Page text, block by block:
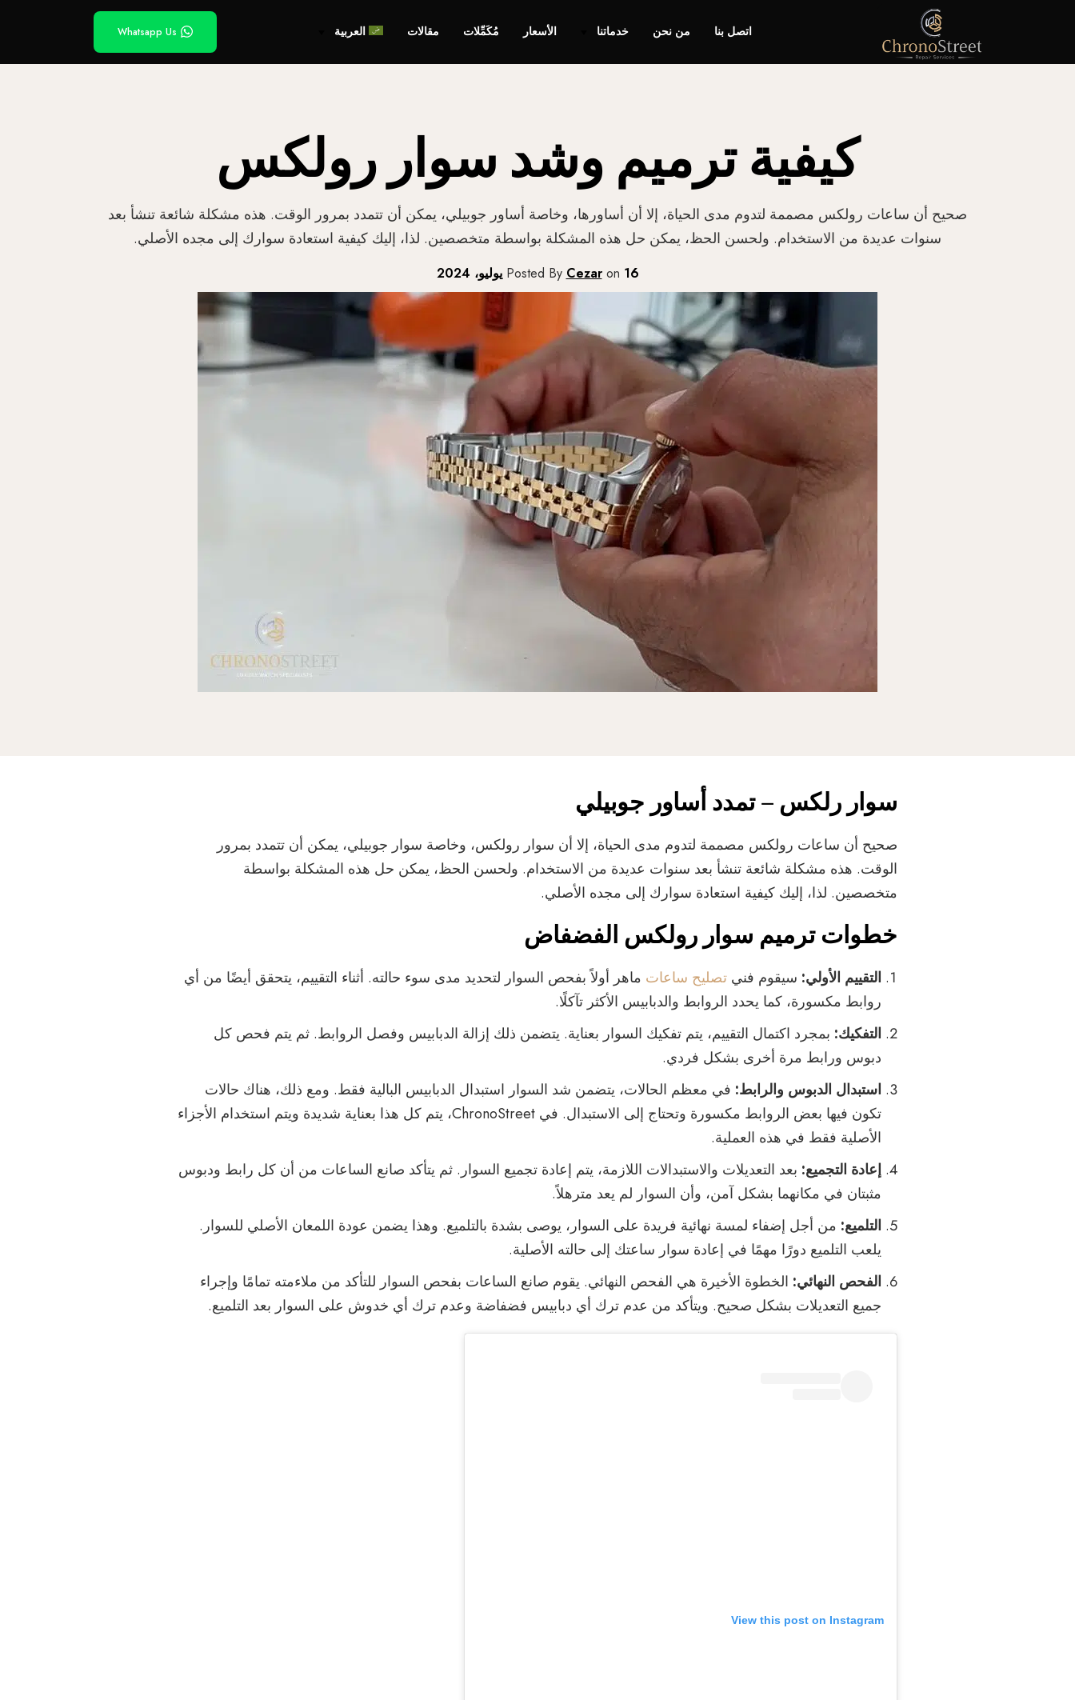
اتصل بنا من نحن خدماتنا الأسعار مُكَمِّلات مقالات العربية Whatsapp Us
كيفية ترميم وشد سوار رولكس
صحيح أن ساعات رولكس مصممة لتدوم مدى الحياة، إلا أن أساورها، وخاصة أساور جوبيلي، يمكن أن تتمدد بمرور الوقت. هذه مشكلة شائعة تنشأ بعد
سنوات عديدة من الاستخدام. ولحسن الحظ، يمكن حل هذه المشكلة بواسطة متخصصين. لذا، إليك كيفية استعادة سوارك إلى مجده الأصلي.
Posted By Cezar on 16 يوليو، 2024
سوار رلكس –تمدد أساور جوبيلي
صحيح أن ساعات رولكس مصممة لتدوم مدى الحياة، إلا أن سوار رولكس، وخاصة سوار جوبيلي، يمكن أن تتمدد بمرور
الوقت. هذه مشكلة شائعة تنشأ بعد سنوات عديدة من الاستخدام. ولحسن الحظ، يمكن حل هذه المشكلة بواسطة
متخصصين. لذا، إليك كيفية استعادة سوارك إلى مجده الأصلي.
خطوات ترميم سوار رولكس الفضفاض
التقييم الأولي: سيقوم فني تصليح ساعات ماهر أولاً بفحص السوار لتحديد مدى سوء حالته. أثناء التقييم، يتحقق أيضًا من أي
روابط مكسورة، كما يحدد الروابط والدبابيس الأكثر تآكلًا.
التفكيك: بمجرد اكتمال التقييم، يتم تفكيك السوار بعناية. يتضمن ذلك إزالة الدبابيس وفصل الروابط. ثم يتم فحص كل
دبوس ورابط مرة أخرى بشكل فردي.
استبدال الدبوس والرابط: في معظم الحالات، يتضمن شد السوار استبدال الدبابيس البالية فقط. ومع ذلك، هناك حالات
تكون فيها بعض الروابط مكسورة وتحتاج إلى الاستبدال. في ChronoStreet، يتم كل هذا بعناية شديدة ويتم استخدام الأجزاء
الأصلية فقط في هذه العملية.
إعادة التجميع: بعد التعديلات والاستبدالات اللازمة، يتم إعادة تجميع السوار. ثم يتأكد صانع الساعات من أن كل رابط ودبوس
مثبتان في مكانهما بشكل آمن، وأن السوار لم يعد مترهلاً.
التلميع: من أجل إضفاء لمسة نهائية فريدة على السوار، يوصى بشدة بالتلميع. وهذا يضمن عودة اللمعان الأصلي للسوار.
يلعب التلميع دورًا مهمًا في إعادة سوار ساعتك إلى حالته الأصلية.
الفحص النهائي: الخطوة الأخيرة هي الفحص النهائي. يقوم صانع الساعات بفحص السوار للتأكد من ملاءمته تمامًا وإجراء
جميع التعديلات بشكل صحيح. ويتأكد من عدم ترك أي دبابيس فضفاضة وعدم ترك أي خدوش على السوار بعد التلميع.
View this post on Instagram